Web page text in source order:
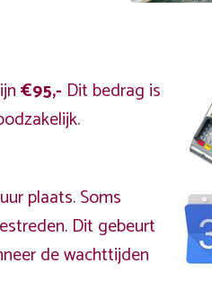
€95,- Dit bedrag is
plaats. Soms
Dit gebeurt
de wachttijden